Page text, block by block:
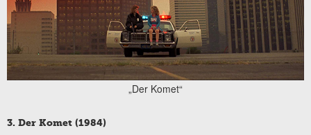
„Der Komet“
3. Der Komet (1984)